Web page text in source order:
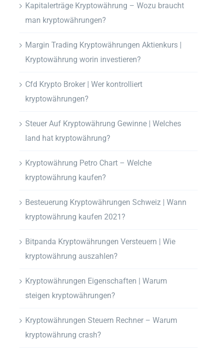
Kapitalerträge Kryptowährung – Wozu braucht
man kryptowährungen?
Margin Trading Kryptowährungen Aktienkurs |
Kryptowährung worin investieren?
Cfd Krypto Broker | Wer kontrolliert
kryptowährungen?
Steuer Auf Kryptowährung Gewinne | Welches
land hat kryptowährung?
Kryptowährung Petro Chart – Welche
kryptowährung kaufen?
Besteuerung Kryptowährungen Schweiz | Wann
kryptowährung kaufen 2021?
Bitpanda Kryptowährungen Versteuern | Wie
kryptowährung auszahlen?
Kryptowährungen Eigenschaften | Warum
steigen kryptowährungen?
Kryptowährungen Steuern Rechner – Warum
kryptowährung crash?